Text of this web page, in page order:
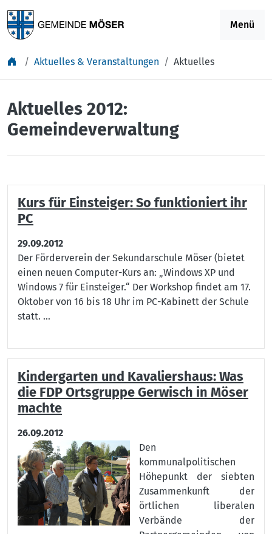
Menü
Aktuelles & Veranstaltungen Aktuelles
Aktuelles 2012:
Gemeindeverwaltung
Kurs für Einsteiger: So funktioniert ihr
PC
29.09.2012
Der Förderverein der Sekundarschule Möser (bietet
einen neuen Computer-Kurs an: „Windows XP und
Windows 7 für Einsteiger.“ Der Workshop findet am 17.
Oktober von 16 bis 18 Uhr im PC-Kabinett der Schule
statt. ...
Kindergarten und Kavaliershaus: Was
die FDP Ortsgruppe Gerwisch in Möser
machte
26.09.2012
Den
kommunalpolitischen
Höhepunkt der siebten
Zusammenkunft der
örtlichen liberalen
Verbände der